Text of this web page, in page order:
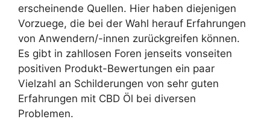
erscheinende Quellen. Hier haben diejenigen
Vorzuege, die bei der Wahl herauf Erfahrungen
von Anwendern/-innen zurückgreifen können.
Es gibt in zahllosen Foren jenseits vonseiten
positiven Produkt-Bewertungen ein paar
Vielzahl an Schilderungen von sehr guten
Erfahrungen mit CBD Öl bei diversen
Problemen.